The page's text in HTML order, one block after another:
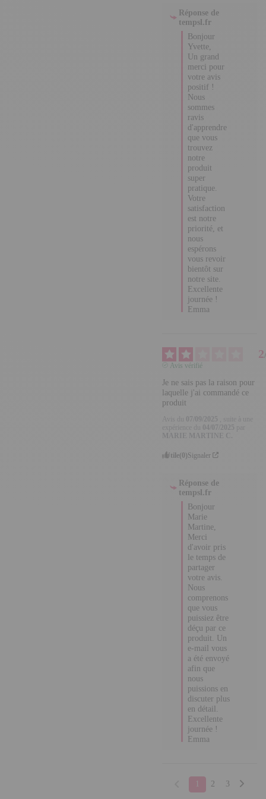
Bonjour
Yvette,
Un grand
merci pour
votre avis
positif !
Nous
sommes
ravis
d'apprendre
que vous
trouvez
notre produit
super
pratique.
Votre
satisfaction
est notre
priorité, et
nous
espérons
vous revoir
bientôt sur
notre site.
Excellente
journée !
Emma
Je ne sais pas la raison
pour laquelle j'ai
Avis du 07/09/2025
, suite à
une expérience du
04/07/2025
Utile(0) Signaler
Réponse de
Bonjour
Marie
Martine,
Merci d'avoir
pris le temps
de partager
votre avis.
Nous
comprenons
que vous
puissiez être
déçu par ce
produit. Un
e-mail vous
a été envoyé
afin que
nous
puissions en
discuter plus
en détail.
Excellente
journée !
Emma